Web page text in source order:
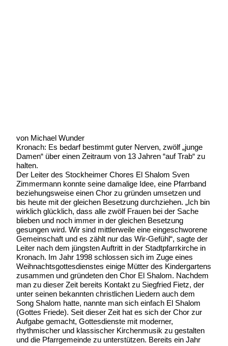
von Michael Wunder
Kronach: Es bedarf bestimmt guter Nerven, zwölf „junge
Damen“ über einen Zeitraum von 13 Jahren “auf Trab“ zu
halten.
Der Leiter des Stockheimer Chores El Shalom Sven
Zimmermann konnte seine damalige Idee, eine Pfarrband
beziehungsweise einen Chor zu gründen umsetzen und
bis heute mit der gleichen Besetzung durchziehen. „Ich bin
wirklich glücklich, dass alle zwölf Frauen bei der Sache
blieben und noch immer in der gleichen Besetzung
gesungen wird. Wir sind mittlerweile eine eingeschworene
Gemeinschaft und es zählt nur das Wir-Gefühl“, sagte der
Leiter nach dem jüngsten Auftritt in der Stadtpfarrkirche in
Kronach. Im Jahr 1998 schlossen sich im Zuge eines
Weihnachtsgottesdienstes einige Mütter des Kindergartens
zusammen und gründeten den Chor El Shalom. Nachdem
man zu dieser Zeit bereits Kontakt zu Siegfried Fietz, der
unter seinen bekannten christlichen Liedern auch dem
Song Shalom hatte, nannte man sich einfach El Shalom
(Gottes Friede). Seit dieser Zeit hat es sich der Chor zur
Aufgabe gemacht, Gottesdienste mit moderner,
rhythmischer und klassischer Kirchenmusik zu gestalten
und die Pfarrgemeinde zu unterstützen. Bereits ein Jahr